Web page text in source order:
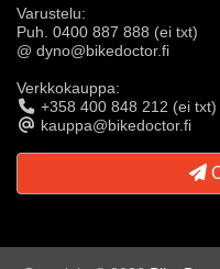
Varustelu:
Puh. 0400 887 888 (ei txt)
@ dyno@bikedoctor.fi
Verkkokauppa:
+358 400 848 212 (ei txt)
kauppa@bikedoctor.fi